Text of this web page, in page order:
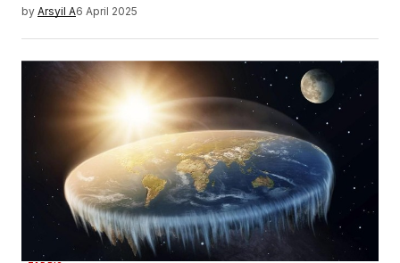
by Arsyil A6 April 2025